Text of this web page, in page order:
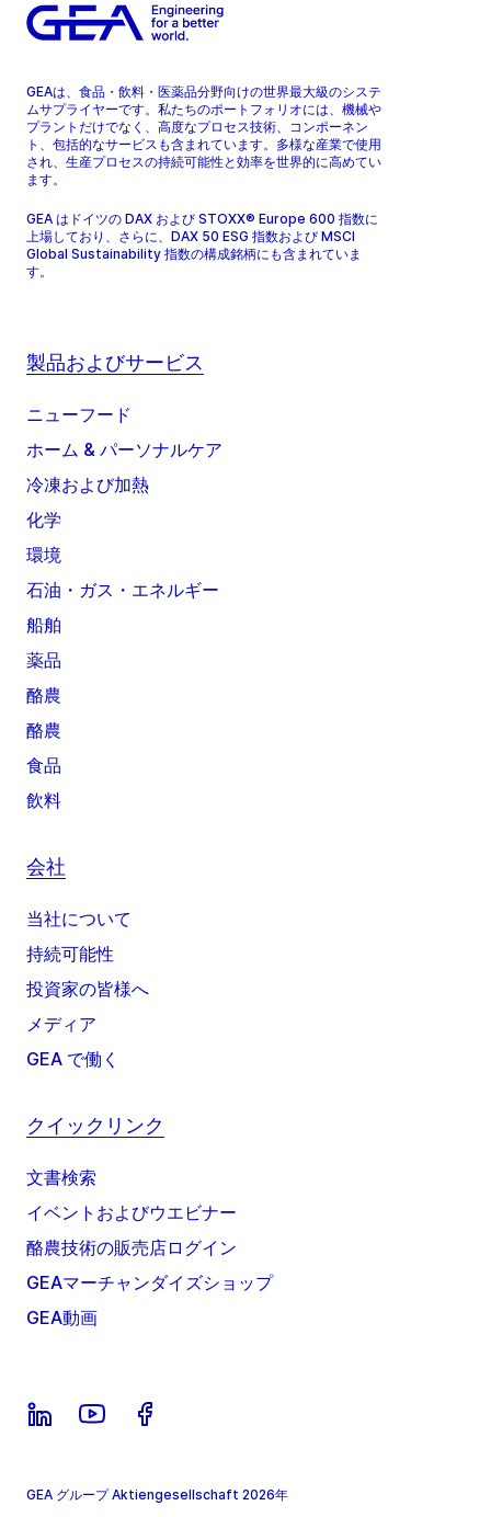
GEAは、食品・飲料・医薬品分野向けの世界最大級のシステ
ムサプライヤーです。私たちのポートフォリオには、機械や
プラントだけでなく、高度なプロセス技術、コンポーネン
ト、包括的なサービスも含まれています。多様な産業で使用
され、生産プロセスの持続可能性と効率を世界的に高めてい
ます。
GEA はドイツの DAX および STOXX® Europe 600 指数に
上場しており、さらに、DAX 50 ESG 指数および MSCI
Global Sustainability 指数の構成銘柄にも含まれていま
す。
製品およびサービス
ニューフード
ホーム & パーソナルケア
冷凍および加熱
化学
環境
石油・ガス・エネルギー
船舶
薬品
酪農
酪農
食品
飲料
会社
当社について
持続可能性
投資家の皆様へ
メディア
GEA で働く
クイックリンク
文書検索
イベントおよびウエビナー
酪農技術の販売店ログイン
GEAマーチャンダイズショップ
GEA動画
GEA グループ Aktiengesellschaft 2026年